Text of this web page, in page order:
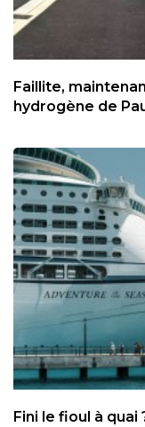
Faillite,
hydrogène de
Fini le fioul à